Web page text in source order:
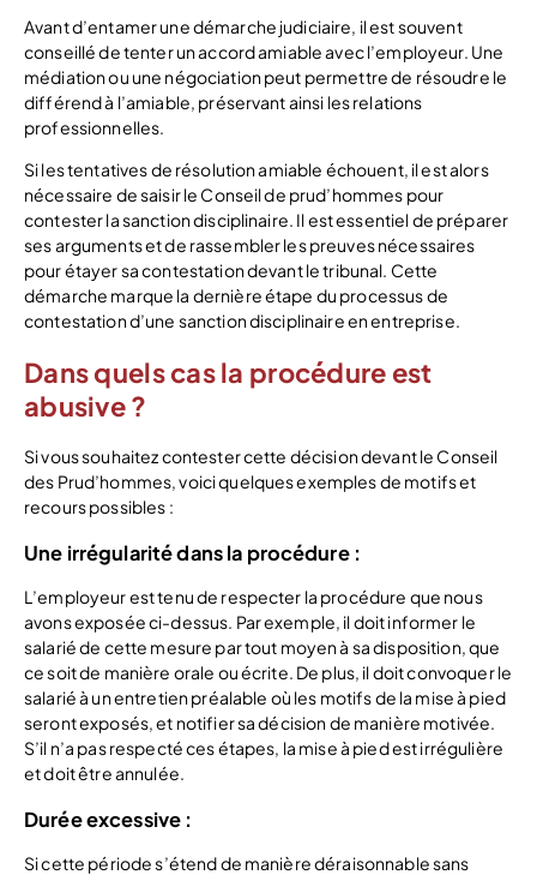
Avant d’entamer une démarche judiciaire, il est souvent
conseillé de tenter un accord amiable avec l’employeur. Une
médiation ou une négociation peut permettre de résoudre le
différend à l’amiable, préservant ainsi les relations
professionnelles.
Si les tentatives de résolution amiable échouent, il est alors
nécessaire de saisir le Conseil de prud’hommes pour
contester la sanction disciplinaire. Il est essentiel de préparer
ses arguments et de rassembler les preuves nécessaires
pour étayer sa contestation devant le tribunal. Cette
démarche marque la dernière étape du processus de
contestation d’une sanction disciplinaire en entreprise.
Dans quels cas la procédure est
abusive ?
Si vous souhaitez contester cette décision devant le Conseil
des Prud’hommes, voici quelques exemples de motifs et
recours possibles :
Une irrégularité dans la procédure :
L’employeur est tenu de respecter la procédure que nous
avons exposée ci-dessus. Par exemple, il doit informer le
salarié de cette mesure par tout moyen à sa disposition, que
ce soit de manière orale ou écrite. De plus, il doit convoquer le
salarié à un entretien préalable où les motifs de la mise à pied
seront exposés, et notifier sa décision de manière motivée.
S’il n’a pas respecté ces étapes, la mise à pied est irrégulière
et doit être annulée.
Durée excessive :
Si cette période s’étend de manière déraisonnable sans